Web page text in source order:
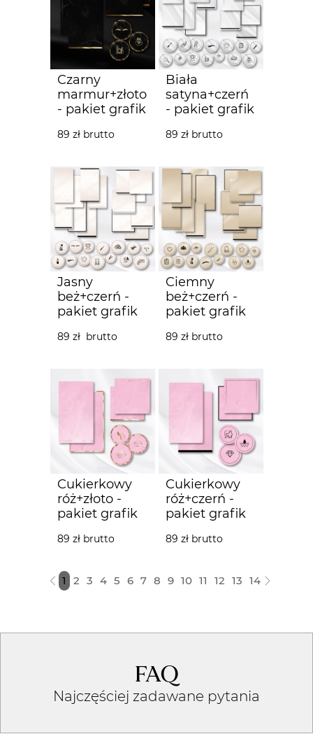
Czarny
marmur+złoto
- pakiet grafik
89 zł brutto
Biała
satyna+czerń
- pakiet grafik
89 zł brutto
Jasny
beż+czerń -
pakiet grafik
89 zł brutto
Ciemny
beż+czerń -
pakiet grafik
89 zł brutto
Cukierkowy
róż+złoto -
pakiet grafik
89 zł brutto
Cukierkowy
róż+czerń -
pakiet grafik
89 zł brutto
1 2 3 4 5 6 7 8 9 10 11 12 13 14
FAQ
Najczęściej zadawane pytania